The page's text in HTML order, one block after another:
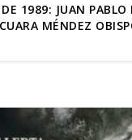
1989: JUAN
MÉNDEZ